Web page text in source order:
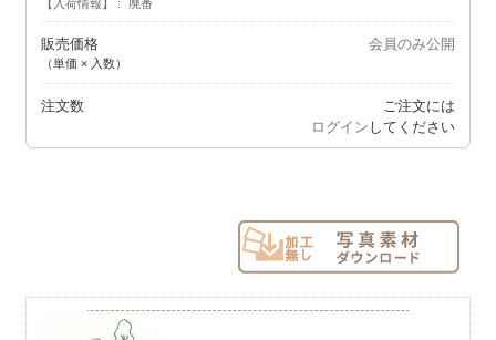
【入荷情報】 廃番
販売価格
（単価 × 入数）
会員のみ公開
注文数
ご注文には
ログイン してください